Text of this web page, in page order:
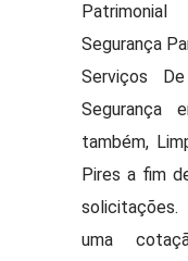
Segurança
Serviços
Segurança
também,
Pires a fim
uma